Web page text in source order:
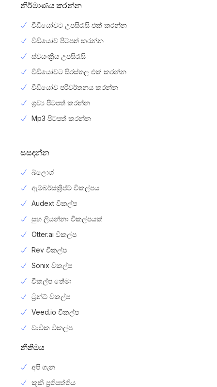
නිර්මාණය කරන්න
වීඩියෝවට උපසිරැසි එක් කරන්න
වීඩියෝව පිටපත් කරන්න
ස්වයංක්‍රීය උපසිරැසි
වීඩියෝවට සිරස්තල එක් කරන්න
වීඩියෝව පරිවර්තනය කරන්න
ශ්‍රව්‍ය පිටපත් කරන්න
Mp3 පිටපත් කරන්න
සසඳන්න
බ්ලොග්
ඇම්බර්ස්ක්‍රිප්ට් විකල්පය
Audext විකල්ප
සුභ ලියන්නා විකල්පයක්
Otter.ai විකල්ප
Rev විකල්ප
Sonix විකල්ප
විකල්ප තේමා
ට්‍රින්ට් විකල්ප
Veed.io විකල්ප
වාචික විකල්ප
නීතිමය
අපි ගැන
කුකී ප්‍රතිපත්තිය